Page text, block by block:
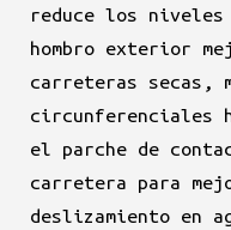
reduce los
hombro exterior
carreteras secas,
circunferenciales
el parche de
carretera para
deslizamiento en